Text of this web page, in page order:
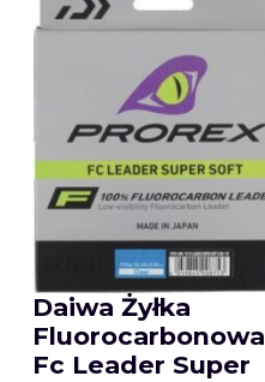
Daiwa Żyłka
Fluorocarbonowa
Fc Leader Super